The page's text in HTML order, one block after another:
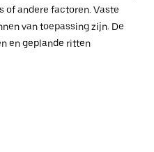
of andere factoren. Vaste
van toepassing zijn. De
en geplande ritten